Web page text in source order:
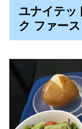
ユナイテッ
ク ファー